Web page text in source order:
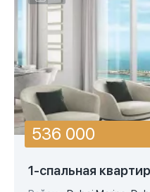
1-спальная
536 000